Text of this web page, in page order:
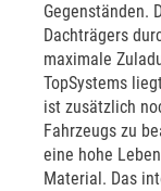
Gegenständen.
Dachträgers
maximale
TopSystems
ist zusätzlich
Fahrzeugs zu
eine hohe
Material. Das